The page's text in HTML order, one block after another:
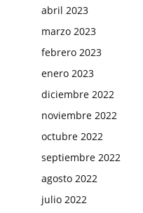
abril 2023
marzo 2023
febrero 2023
enero 2023
diciembre 2022
noviembre 2022
octubre 2022
septiembre 2022
agosto 2022
julio 2022